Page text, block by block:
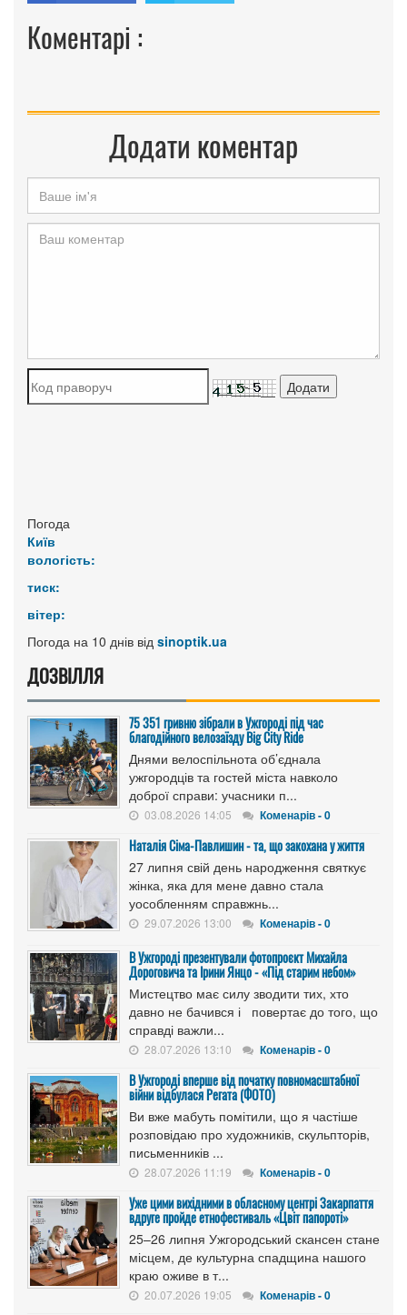
Коментарі :
Додати коментар
Погода
Київ
вологість:
тиск:
вітер:
Погода на 10 днів від sinoptik.ua
ДОЗВІЛЛЯ
75 351 гривню зібрали в Ужгороді під час
благодійного велозаїзду Big Сity Ride
Днями велоспільнота об’єднала
ужгородців та гостей міста навколо
доброї справи: учасники п...
03.08.2026 14:05 Коменарів - 0
Наталія Сіма-Павлишин - та, що закохана у життя
27 липня свій день народження святкує
жінка, яка для мене давно стала
уособленням справжнь...
29.07.2026 13:00 Коменарів - 0
В Ужгороді презентували фотопроєкт Михайла
Дороговича та Ірини Янцо - «Під старим небом»
Мистецтво має силу зводити тих, хто
давно не бачився і повертає до того, що
справді важли...
28.07.2026 13:10 Коменарів - 0
В Ужгороді вперше від початку повномасштабної
війни відбулася Регата (ФОТО)
Ви вже мабуть помітили, що я частіше
розповідаю про художників, скульпторів,
письменників ...
28.07.2026 11:19 Коменарів - 0
Уже цими вихідними в обласному центрі Закарпаття
вдруге пройде етнофестиваль «Цвіт папороті»
25–26 липня Ужгородський скансен стане
місцем, де культурна спадщина нашого
краю оживе в т...
20.07.2026 19:05 Коменарів - 0